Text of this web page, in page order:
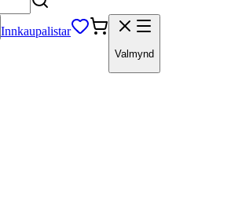
Innkaupalistar
Valmynd